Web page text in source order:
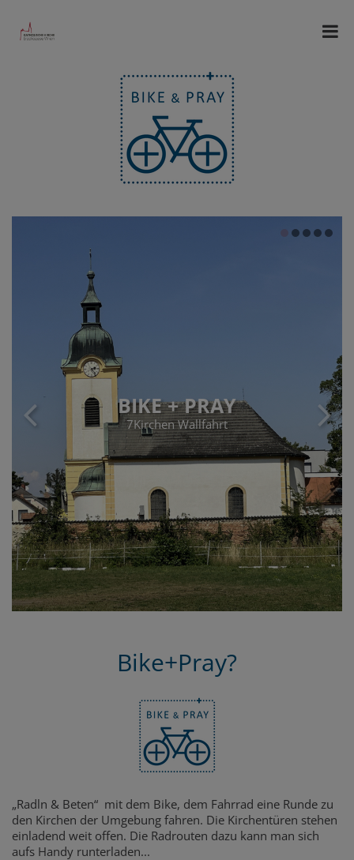
BIKE + PRAY
7Kirchen Wallfahrt
Bike+Pray?
„Radln & Beten“ mit dem Bike, dem Fahrrad eine Runde zu
den Kirchen der Umgebung fahren. Die Kirchentüren stehen
einladend weit offen. Die Radrouten dazu kann man sich
aufs Handy runterladen...